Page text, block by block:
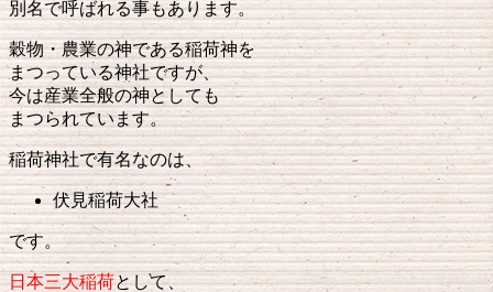
別名で呼ばれる事もあります。
穀物・農業の神である稲荷神を
まつっている神社ですが、
今は産業全般の神としても
まつられています。
稲荷神社で有名なのは、
伏見稲荷大社
です。
日本三大稲荷として、